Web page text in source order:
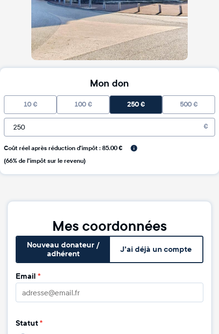
Mon don
10 € 100 € 250€ 500 €
€
Coût réel après réduction d'impôt : 85.00 €
(66% de l'impôt sur le revenu)
Mes coordonnées
Nouveau donateur /
adhérent
J'ai déjà un compte
Email *
Statut*